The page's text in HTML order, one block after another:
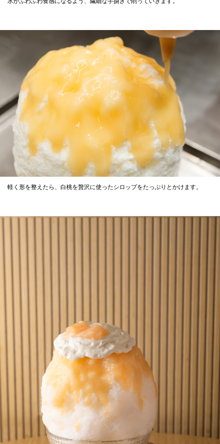
軽く形を整えたら、白桃を贅沢に使ったシロップをたっぷりとかけます。